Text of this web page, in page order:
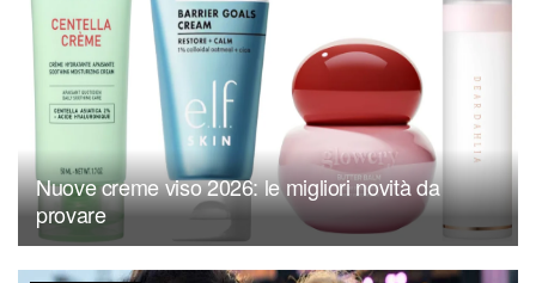
Nuove creme viso 2026: le migliori novità da
provare